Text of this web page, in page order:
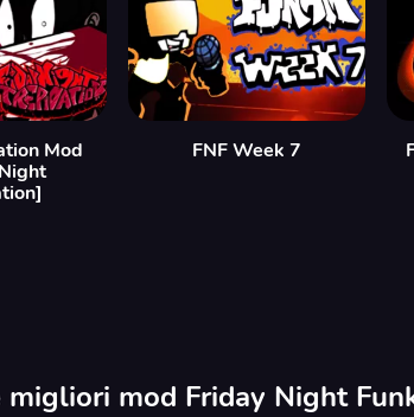
Mod
FNF Week 7
migliori mod Friday Night